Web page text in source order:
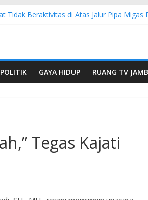
Tidak Beraktivitas di Atas Jalur Pipa
Antar Alumni Perguruan Tinggi ke-16 se-
POLITIK GAYA HIDUP RUANG TV
Tegas Kajati